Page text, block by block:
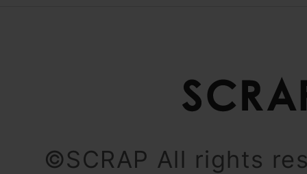
©SCRAP All rights